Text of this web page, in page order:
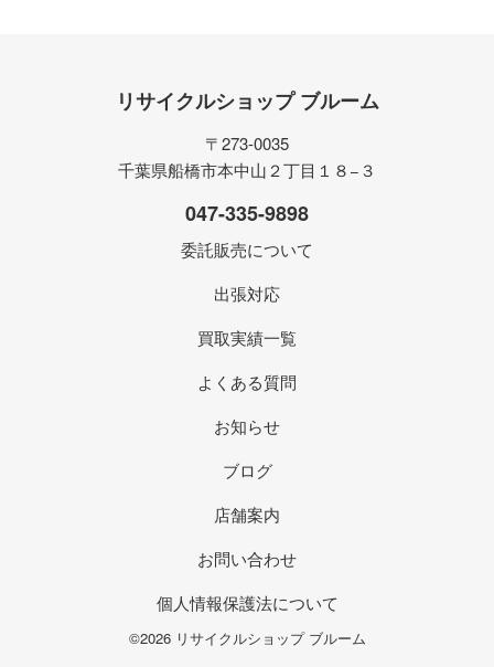
リサイクルショップ ブルーム
〒273-0035
千葉県船橋市本中山２丁目１８−３
047-335-9898
委託販売について
出張対応
買取実績一覧
よくある質問
お知らせ
ブログ
店舗案内
お問い合わせ
個人情報保護法について
©2026 リサイクルショップ ブルーム